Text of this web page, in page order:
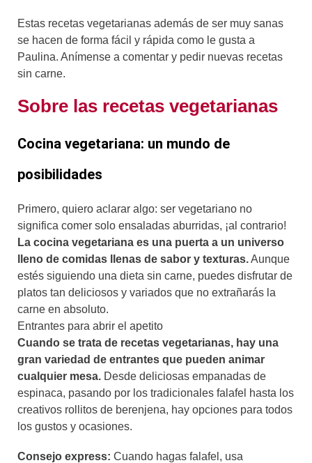
Estas recetas vegetarianas además de ser muy sanas
se hacen de forma fácil y rápida como le gusta a
Paulina. Anímense a comentar y pedir nuevas recetas
sin carne.
Sobre las recetas vegetarianas
Cocina vegetariana: un mundo de
posibilidades
Primero, quiero aclarar algo: ser vegetariano no
significa comer solo ensaladas aburridas, ¡al contrario!
La cocina vegetariana es una puerta a un universo
lleno de comidas llenas de sabor y texturas.Aunque
estés siguiendo una dieta sin carne, puedes disfrutar de
platos tan deliciosos y variados que no extrañarás la
carne en absoluto.
Entrantes para abrir el apetito
Cuando se trata de recetas vegetarianas, hay una
gran variedad de entrantes que pueden animar
cualquier mesa. Desde deliciosas empanadas de
espinaca, pasando por los tradicionales falafel hasta los
creativos rollitos de berenjena, hay opciones para todos
los gustos y ocasiones.
Consejo express: Cuando hagas falafel, usa